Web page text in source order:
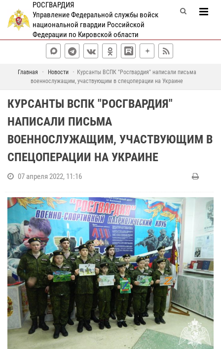
РОСГВАРДИЯ
Управление Федеральной службы войск
национальной гвардии Российской
Федерации по Кировской области
Главная Новости
Курсанты ВСПК "Росгвардия" написали письма
военнослужащим, участвующим в спецоперации на Украине
КУРСАНТЫ ВСПК "РОСГВАРДИЯ"
НАПИСАЛИ ПИСЬМА
ВОЕННОСЛУЖАЩИМ, УЧАСТВУЮЩИМ В
СПЕЦОПЕРАЦИИ НА УКРАИНЕ
07 апреля 2022, 11:16